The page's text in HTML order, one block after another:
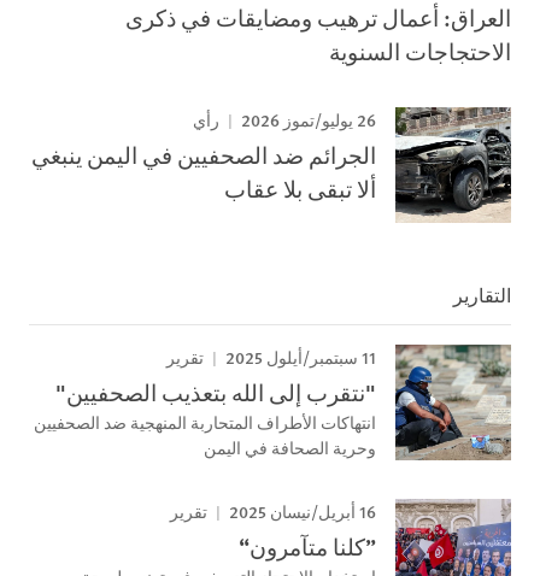
العراق: أعمال ترهيب ومضايقات في ذكرى
الاحتجاجات السنوية
26 يوليو/تموز 2026 رأي
الجرائم ضد الصحفيين في اليمن ينبغي
ألا تبقى بلا عقاب
التقارير
11 سبتمبر/أيلول 2025 تقرير
"نتقرب إلى الله بتعذيب الصحفيين"
انتهاكات الأطراف المتحاربة المنهجية ضد الصحفيين
وحرية الصحافة في اليمن
16 أبريل/نيسان 2025 تقرير
”كلنا متآمرون“